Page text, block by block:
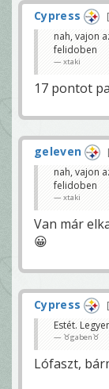
Cypress
nah, vajon
felidoben
xtaki
17 pontot
geleven
nah, vajon
felidoben
xtaki
Van már
😀
Cypress
Estét.
♉gaben♉
Lófaszt,